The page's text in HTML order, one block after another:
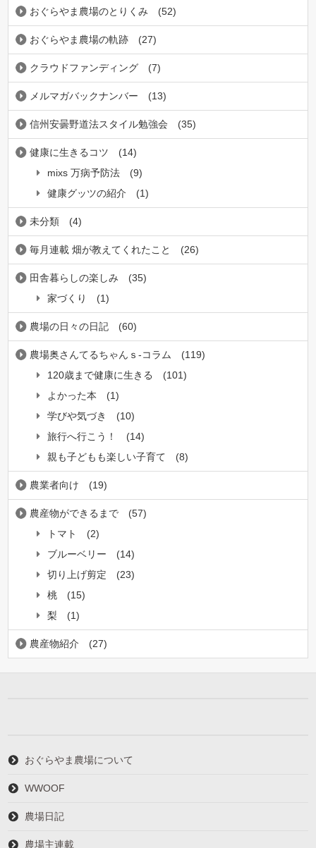
おぐらやま農場のとりくみ (52)
おぐらやま農場の軌跡 (27)
クラウドファンディング (7)
メルマガバックナンバー (13)
信州安曇野道法スタイル勉強会 (35)
健康に生きるコツ
(14)
mixs 万病予防法
(9)
健康グッツの紹介
(1)
未分類 (4)
毎月連載 畑が教えてくれたこと (26)
田舎暮らしの楽しみ
(35)
家づくり
(1)
農場の日々の日記 (60)
農場奥さんてるちゃんｓ-コラム
(119)
120歳まで健康に生きる
(101)
よかった本
(1)
学びや気づき
(10)
旅行へ行こう！
(14)
親も子どもも楽しい子育て
(8)
農業者向け (19)
農産物ができるまで
(57)
トマト
(2)
ブルーベリー
(14)
切り上げ剪定
(23)
桃
(15)
梨
(1)
農産物紹介 (27)
おぐらやま農場について
WWOOF
農場日記
農場主連載